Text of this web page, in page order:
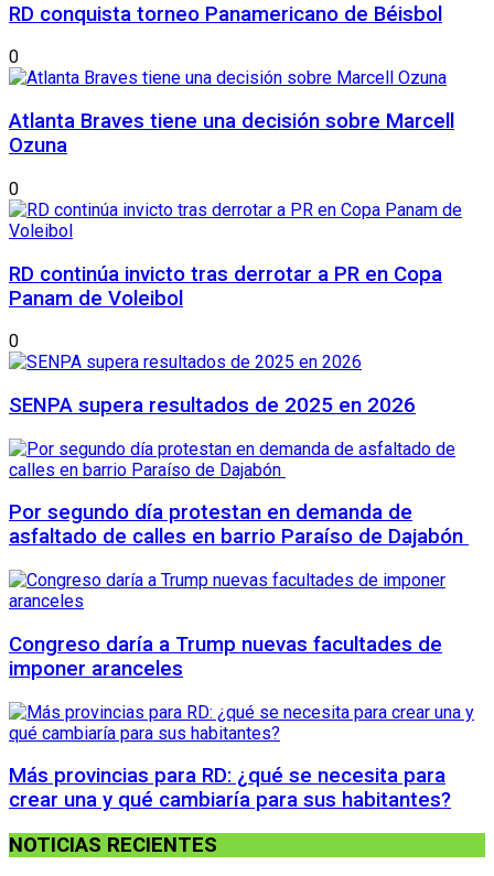
RD conquista torneo Panamericano de Béisbol
0
Atlanta Braves tiene una decisión sobre Marcell
Ozuna
0
RD continúa invicto tras derrotar a PR en Copa
Panam de Voleibol
0
SENPA supera resultados de 2025 en 2026
Por segundo día protestan en demanda de
asfaltado de calles en barrio Paraíso de Dajabón
Congreso daría a Trump nuevas facultades de
imponer aranceles
Más provincias para RD: ¿qué se necesita para
crear una y qué cambiaría para sus habitantes?
NOTICIAS RECIENTES